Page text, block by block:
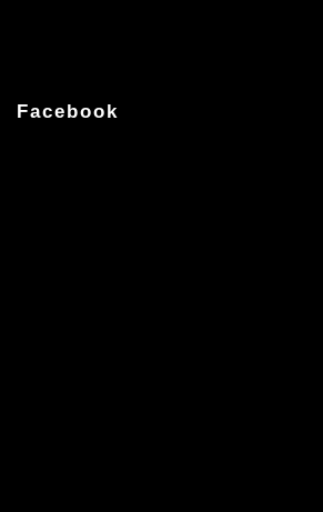
Facebook